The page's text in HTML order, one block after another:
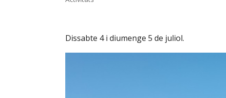
Dissabte 4 i diumenge 5 de juliol.